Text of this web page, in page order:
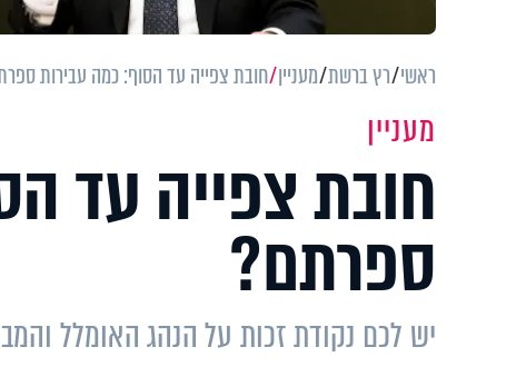
ראשי רץ ברשת מעניין חובת צפייה עד הסוף: כמה עבירות
מעניין
חובת צפייה עד
ספרתם?
יש לכם נקודת זכות על הנהג האומלל